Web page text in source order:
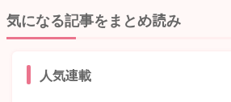
気になる記事をまとめ読み
人気連載